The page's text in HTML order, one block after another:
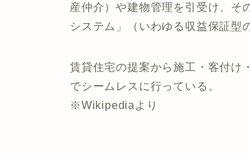
産仲介）や建物管理を引受け、そ
システム」（いわゆる収益保証型
賃貸住宅の提案から施工・客付け
でシームレスに行っている。
※Wikipediaより